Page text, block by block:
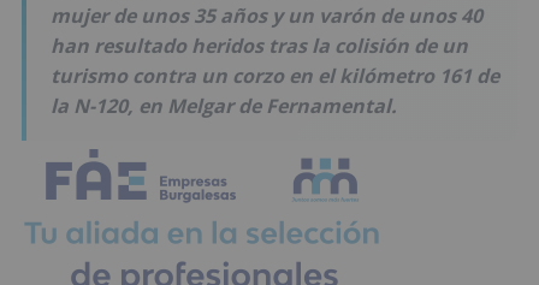
mujer de unos 35 años y un varón de unos 40
han resultado heridos tras la colisión de un
turismo contra un corzo en el kilómetro 161 de
la N-120, en Melgar de Fernamental.